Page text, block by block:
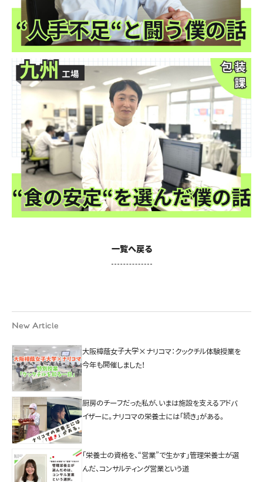
一覧へ戻る
New Article
大阪樟蔭女子大学×ナリコマ：クックチル体験授業を
今年も開催しました！
厨房のチーフだった私が、いまは施設を支えるアドバ
イザーに。ナリコマの栄養士には「続き」がある。
「栄養士の資格を、“営業”で生かす」管理栄養士が選
んだ、コンサルティング営業という道